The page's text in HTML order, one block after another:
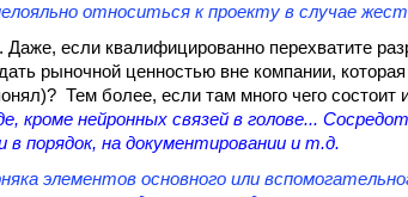
относиться к проекту в случае
Даже, если квалифицированно перехватите
рыночной ценностью вне компании,
Тем более, если там много чего состоит
кроме нейронных связей в голове...
в порядок, на документировании и т.д.
элементов основного или